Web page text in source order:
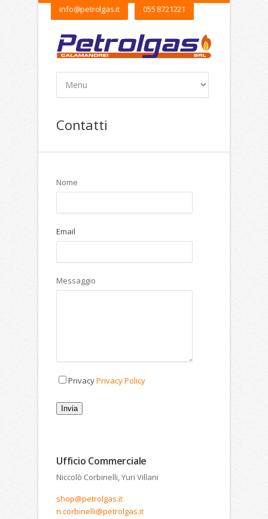
info@petrolgas.it 055 8721221
Contatti
Nome
Email
Messaggio
PrivacyPrivacy Policy
Invia
Ufficio Commerciale
Niccolò Corbinelli, Yuri Villani
shop@petrolgas.it
n.corbinelli@petrolgas.it